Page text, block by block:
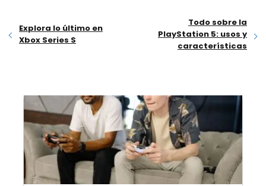
Explora lo último en
Xbox Series S
Todo sobre la
PlayStation 5: usos y
características